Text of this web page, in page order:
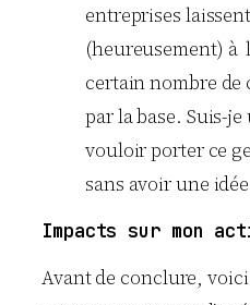
entreprises
(heureusement) à
certain nombre
par la base. Suis-
vouloir porter ce
sans avoir une
Impacts sur mon
Avant de conclure,